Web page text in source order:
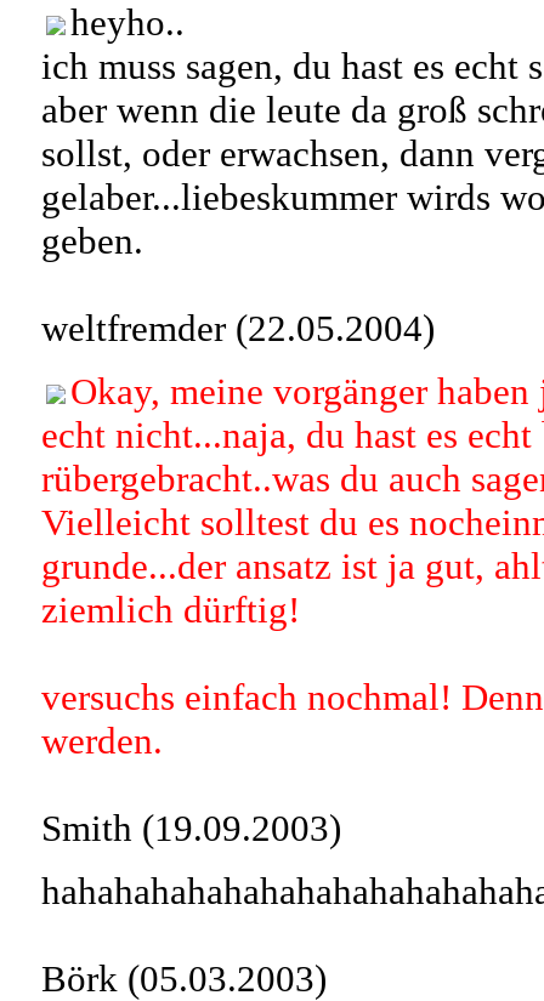
heyho..
ich muss sagen, du hast es echt
aber wenn die leute da groß
sollst, oder erwachsen, dann
gelaber...liebeskummer wirds
geben.
weltfremder (22.05.2004)
Okay, meine vorgänger haben
echt nicht...naja, du hast es echt
rübergebracht..was du auch
Vielleicht solltest du es
grunde...der ansatz ist ja gut,
ziemlich dürftig!
versuchs einfach nochmal!
werden.
Smith (19.09.2003)
Börk (05.03.2003)